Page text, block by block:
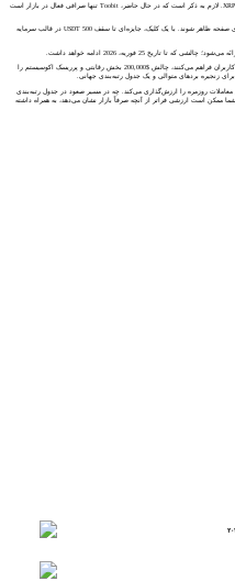
اجرای سفارش‌ها بر روی جفت‌ارزهای معاملاتی اصلی BTC، ETH، SOL و XRP. لازم به ذکر است که در حال حاضر، Toobit تنها صرافی فعال در بازار است
در حین کار با رابط کاربری، ممکن است جعبه‌های اسرارآمیز بر روی صفحه ظاهر شوند. با یک کلیک، جایزه‌ای تا سقف 500 USDT در قالب سرمایه
می‌شود؛ چالشی که تا تاریخ 25 فوریه، 2026 ادامه خواهد داشت.
در حالی که جعبه‌های اسرارآمیز جوایزی تصادفی و روزمره را برای فعالیت‌های معمول کاربران فراهم می‌کنند، چالش $200,000 بخش رقابتی و پرریسک اکوسیستم را
زنجیره بردهای متوالی و یک جدول رتبه‌بندی جهانی.
روزمره را ارزش‌گذاری می‌کند. چه در مسیر صعود در جدول رتبه‌بندی
ممکن است ارزشی فراتر از آنچه صرفاً بازار نشان می‌دهد، به همراه داشته